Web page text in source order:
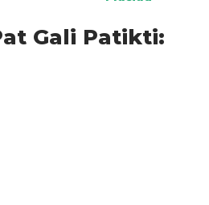
Gali Patikti: